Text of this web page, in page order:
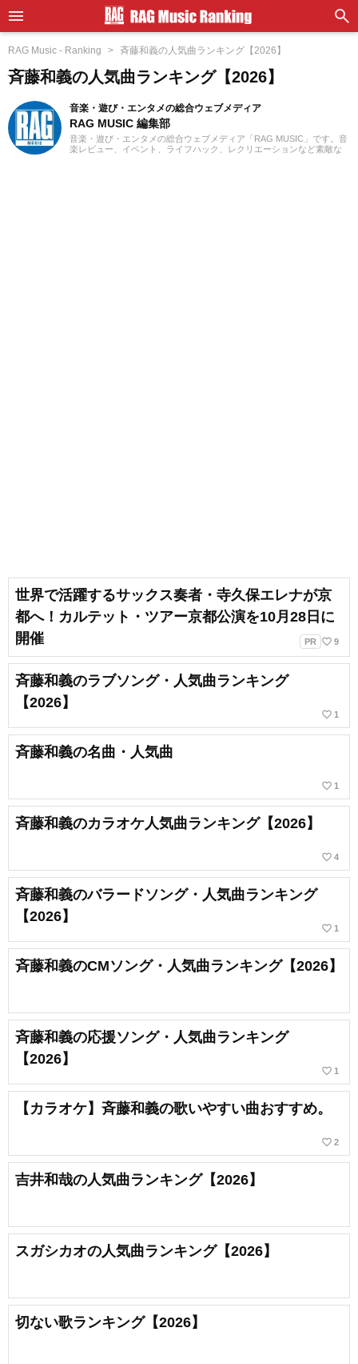
RAG Music - Ranking 斉藤和義の人気曲ランキング【2026】
斉藤和義の人気曲ランキング【2026】
音楽・遊び・エンタメの総合ウェブメディア
RAG MUSIC 編集部
音楽・遊び・エンタメの総合ウェブメディア「RAG MUSIC」です。音
楽レビュー、イベント、ライフハック、レクリエーションなど素敵な
世界で活躍するサックス奏者・寺久保エレナが京
都へ！カルテット・ツアー京都公演を10月28日に
開催
PR favorite_border 9
斉藤和義のラブソング・人気曲ランキング
【2026】
favorite_border 1
斉藤和義の名曲・人気曲
favorite_border 1
斉藤和義のカラオケ人気曲ランキング【2026】
favorite_border 4
斉藤和義のバラードソング・人気曲ランキング
【2026】
favorite_border 1
斉藤和義のCMソング・人気曲ランキング【2026】
斉藤和義の応援ソング・人気曲ランキング
【2026】
favorite_border 1
【カラオケ】斉藤和義の歌いやすい曲おすすめ。
favorite_border 2
吉井和哉の人気曲ランキング【2026】
スガシカオの人気曲ランキング【2026】
切ない歌ランキング【2026】